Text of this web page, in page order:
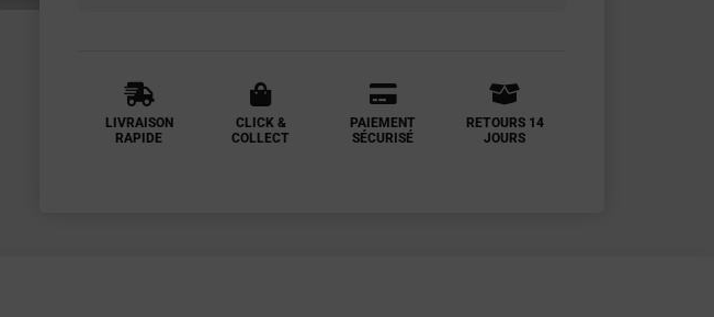
LIVRAISON
RAPIDE
CLICK &
COLLECT
PAIEMENT
SÉCURISÉ
RETOURS 14
JOURS